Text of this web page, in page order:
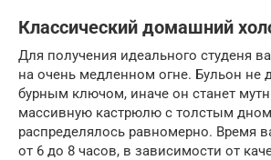
Классический домашний
Для получения идеального студеня
на очень медленном огне. Бульон не
бурным ключом, иначе он станет
массивную кастрюлю с толстым
распределялось равномерно. Время
от 6 до 8 часов, в зависимости от